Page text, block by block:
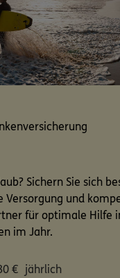
Sichern Sie sich
Versorgung und
für optimale Hilfe
im Jahr.
€ jährlich